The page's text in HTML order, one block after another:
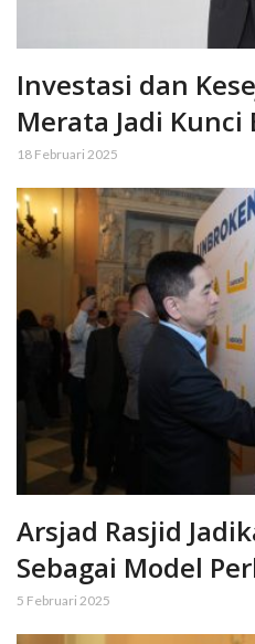
Investasi dan
Merata Jadi Kunci
18 Februari 2025
Arsjad Rasjid
Sebagai Model
5 Februari 2025